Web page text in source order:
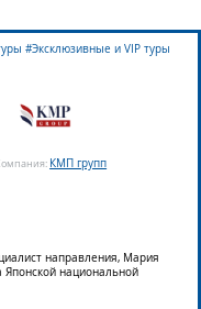
КМП групп
#Эксклюзивные и VIP туры
направления, Мария
национальной